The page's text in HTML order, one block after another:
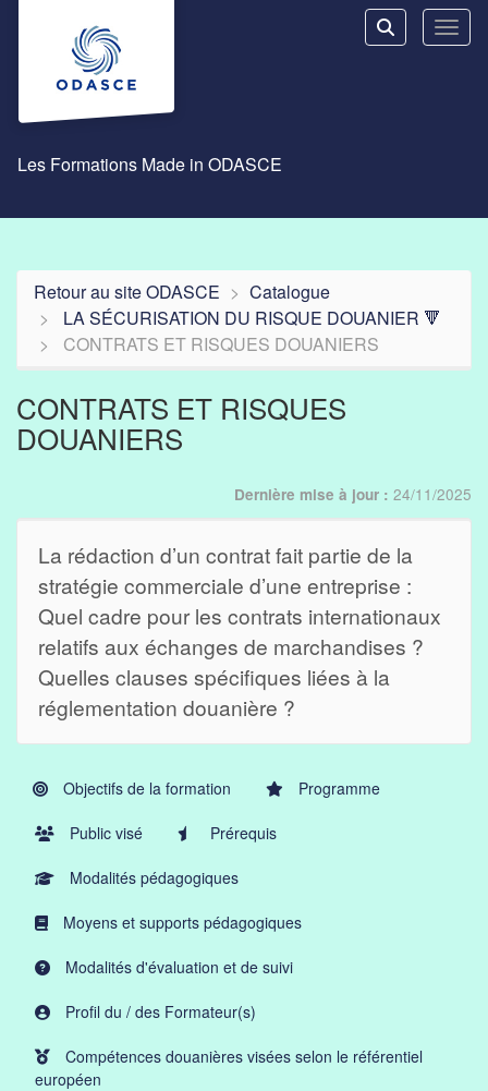
Aller au menu principal
Aller au contenu principal
Personnaliser l'interface
Rechercher
Les Formations Made in ODASCE
Retour au site ODASCE
Catalogue
LA SÉCURISATION DU RISQUE DOUANIER 🔻
CONTRATS ET RISQUES DOUANIERS
CONTRATS ET RISQUES
DOUANIERS
Dernière mise à jour : 24/11/2025
La rédaction d’un contrat fait partie de la
stratégie commerciale d’une entreprise :
Quel cadre pour les contrats internationaux
relatifs aux échanges de marchandises ?
Quelles clauses spécifiques liées à la
réglementation douanière ?
Objectifs de la formation Programme
Public visé Prérequis
Modalités pédagogiques
Moyens et supports pédagogiques
Modalités d'évaluation et de suivi
Profil du / des Formateur(s)
Compétences douanières visées selon le référentiel
européen